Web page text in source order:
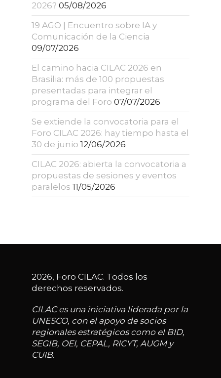
2026? 05/08/2026
19 AGO | Encuentro sobre IA y
Comunicación de la Ciencia
09/07/2026
El camino hacia CILAC 2026 en
Brasilia: más de 100 propuestas
presentadas para integrar el
programa del Foro 07/07/2026
Se extiende la convocatoria para el
Foro CILAC 2026: hay tiempo hasta el
30 de junio 12/06/2026
CILAC 2026: abierta la convocatoria a
propuestas de sesiones y eventos
paralelos 11/05/2026
2026, Foro CILAC. Todos los
derechos reservados.
CILAC es una iniciativa liderada por la
UNESCO, con el apoyo de socios
regionales estratégicos como el BID,
SEGIB, OEI, CEPAL, RICYT, AUGM y
CUIB.